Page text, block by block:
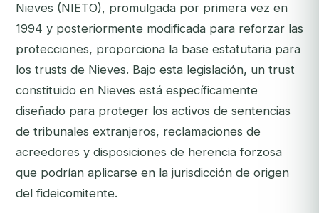
Nieves (NIETO), promulgada por primera vez en
1994 y posteriormente modificada para reforzar las
protecciones, proporciona la base estatutaria para
los trusts de Nieves. Bajo esta legislación, un trust
constituido en Nieves está específicamente
diseñado para proteger los activos de sentencias
de tribunales extranjeros, reclamaciones de
acreedores y disposiciones de herencia forzosa
que podrían aplicarse en la jurisdicción de origen
del fideicomitente.